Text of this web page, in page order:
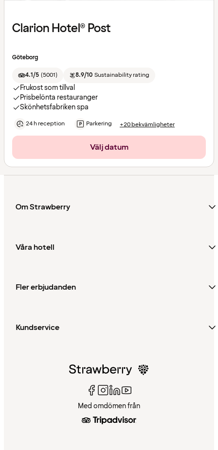
Clarion Hotel® Post
Göteborg
4.1/5 (5001) 8.9/10 Sustainability rating
Frukost som tillval
Prisbelönta restauranger
Skönhetsfabriken spa
24 h reception Parkering +20 bekvämligheter
Välj datum
Om Strawberry
Våra hotell
Fler erbjudanden
Kundservice
Med omdömen från